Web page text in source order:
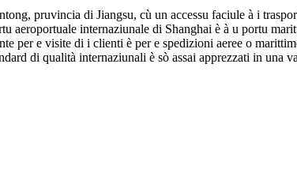
pruvincia di Jiangsu, cù un accessu faciule à i
aeroportuale internaziunale di Shanghai è à u portu
per e visite di i clienti è per e spedizioni aeree o
di qualità internaziunali è sò assai apprezzati in una